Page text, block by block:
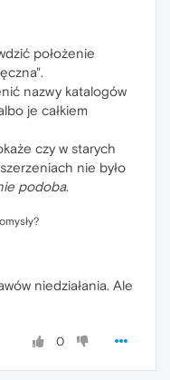
położenie
nazwy katalogów
je całkiem
czy w starych
nie było
podoba.
niedziałania. Ale
0